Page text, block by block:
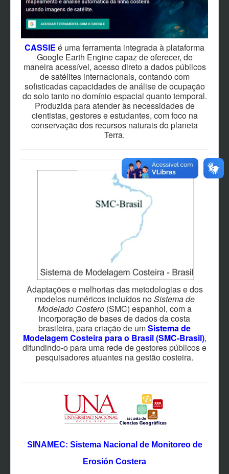
CASSIE é uma ferramenta integrada à plataforma
Google Earth Engine capaz de oferecer, de
maneira acessível, acesso direto a dados públicos
de satélites internacionais, contando com
sofisticadas capacidades de análise de ocupação
do solo tanto no domínio espacial quanto temporal.
Produzida para atender às necessidades de
cientistas, gestores e estudantes, com foco na
conservação dos recursos naturais do planeta
Terra.
Adaptações e melhorias das metodologias e dos
modelos numéricos incluídos noSistema de
Modelado Costero (SMC) espanhol, com a
incorporação de bases de dados da costa
brasileira, para criação de umSistema de
Modelagem Costeira para o Brasil (SMC-Brasil),
difundindo-o para uma rede de gestores públicos e
pesquisadores atuantes na gestão costeira.
SINAMEC: Sistema Nacional de Monitoreo de
Erosión Costera